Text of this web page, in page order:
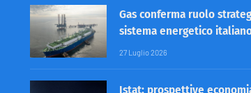
Gas conferma ruolo
sistema energetico
27 Luglio 2026